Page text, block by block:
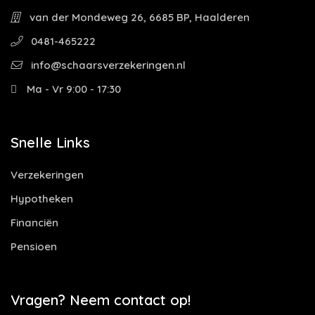
van der Mondeweg 26, 6685 BP, Haalderen
0481-465222
info@schaarsverzekeringen.nl
Ma - Vr 9:00 - 17:30
Snelle Links
Verzekeringen
Hypotheken
Financiën
Pensioen
Vragen? Neem contact op!